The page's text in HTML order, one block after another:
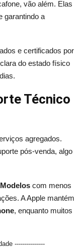
vão além. Elas
garantindo a
e certificados por
do estado físico
Técnico
agregados.
pós-venda, algo
Modeloscom menos
A Apple mantém
, enquanto muitos
---------------